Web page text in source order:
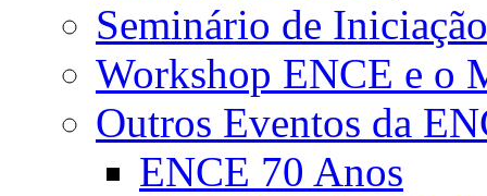
Seminário de
Workshop ENCE e o
Outros Eventos da
ENCE 70 Anos